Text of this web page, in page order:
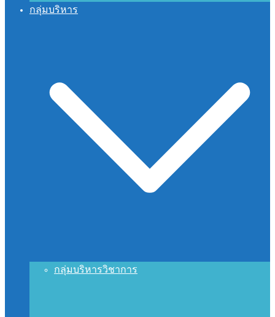
กลุ่มบริหาร
กลุ่มบริหารวิชาการ